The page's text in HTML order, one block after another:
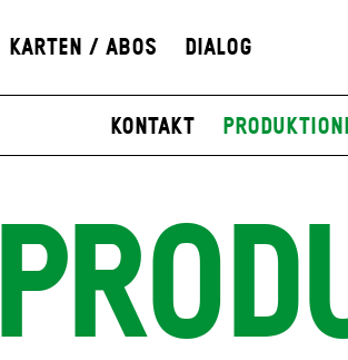
Karten / Abos Dialog
Kontakt